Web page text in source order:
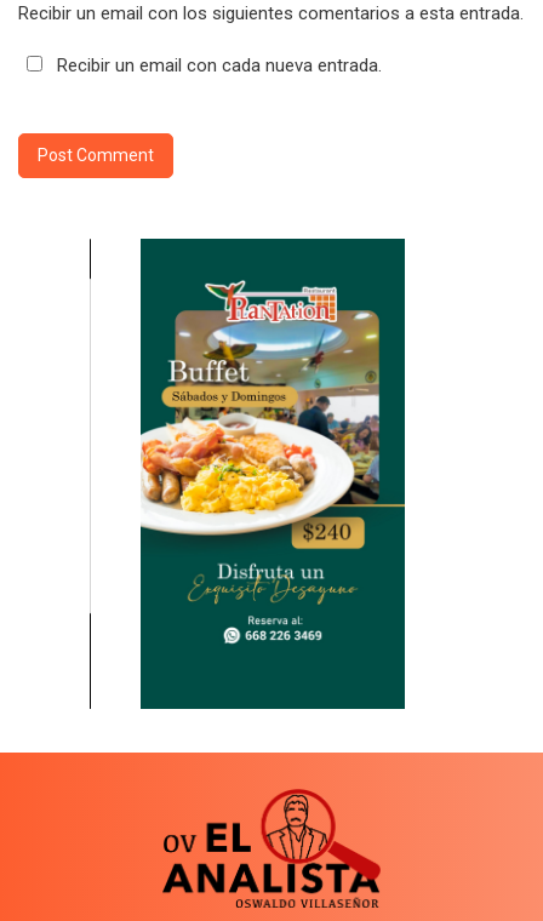
Recibir un email con los siguientes comentarios a esta entrada.
Recibir un email con cada nueva entrada.